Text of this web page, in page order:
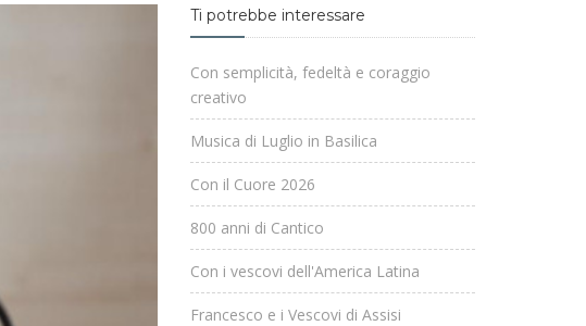
Ti potrebbe interessare
Con semplicità, fedeltà e coraggio
creativo
Musica di Luglio in Basilica
Con il Cuore 2026
800 anni di Cantico
Con i vescovi dell'America Latina
Francesco e i Vescovi di Assisi